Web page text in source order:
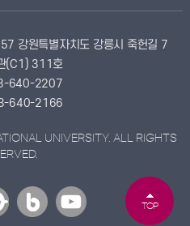
강원특별자치도 강릉시 죽헌길 7
(C1) 311호
640-2207
640-2166
UNIVERSITY. ALL RIGHTS
TOP